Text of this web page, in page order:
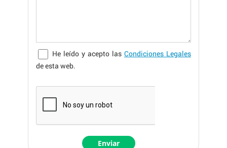
He leído y acepto las Condiciones Legales
de esta web.